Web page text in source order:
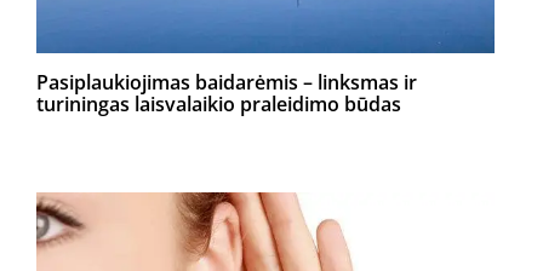
Pasiplaukiojimas baidarėmis – linksmas ir
turiningas laisvalaikio praleidimo būdas